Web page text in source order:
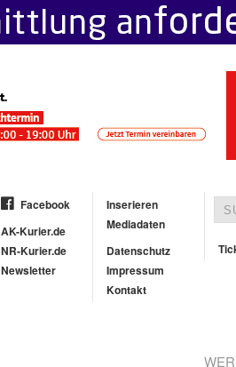
Facebook
AK-Kurier.de
NR-Kurier.de
Newsletter
Inserieren
Mediadaten
Datenschutz
Impressum
Kontakt